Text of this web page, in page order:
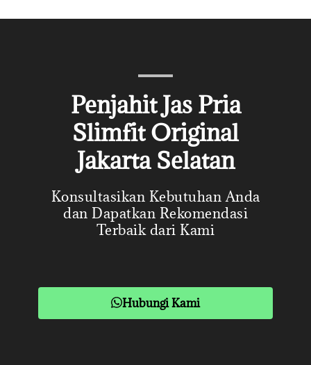
Penjahit Jas Pria
Slimfit Original
Jakarta Selatan
Konsultasikan Kebutuhan Anda
dan Dapatkan Rekomendasi
Terbaik dari Kami
Hubungi Kami